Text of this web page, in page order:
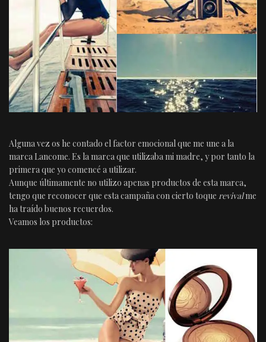
Alguna vez os he contado el factor emocional que me une a la
marca Lancome. Es la marca que utilizaba mi madre, y por tanto la
primera que yo comencé a utilizar.
Aunque últimamente no utilizo apenas productos de esta marca,
tengo que reconocer que esta campaña con cierto toque revivalme
ha traído buenos recuerdos.
Veamos los productos: